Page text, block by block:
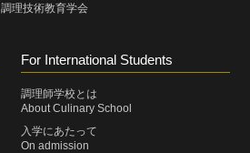
調理技術教育学会
For International Students
調理師学校とは
About Culinary School
入学にあたって
On admission